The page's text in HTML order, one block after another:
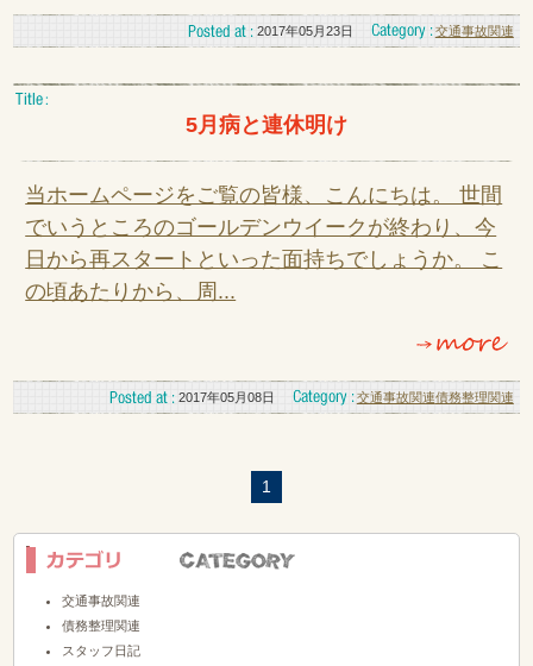
交通事故関連
2017年05月23日
5月病と連休明け
当ホームページをご覧の皆様、こんにちは。 世間
でいうところのゴールデンウイークが終わり、今
日から再スタートといった面持ちでしょうか。 こ
の頃あたりから、周...
交通事故関連債務整理関連
2017年05月08日
1
交通事故関連
債務整理関連
スタッフ日記